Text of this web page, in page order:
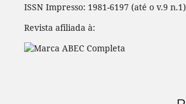
ISSN Impresso: 1981-6197 (até o v.9 n.1)
Revista afiliada à: